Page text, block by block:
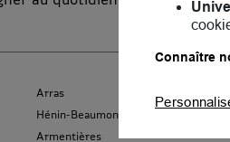
Arras
Hénin-Beaumont
Armentières
Connaître